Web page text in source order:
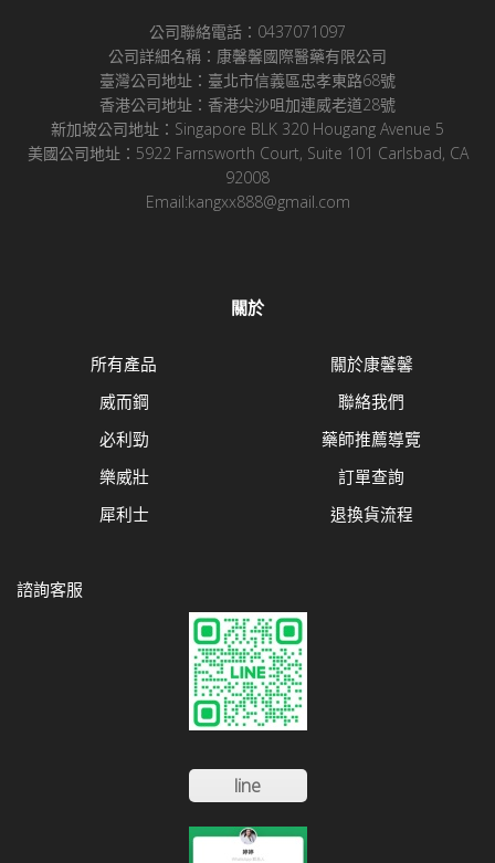
公司聯絡電話：0437071097
公司詳細名稱：康馨馨國際醫藥有限公司
臺灣公司地址：臺北市信義區忠孝東路68號
香港公司地址：香港尖沙咀加連威老道28號
新加坡公司地址：Singapore BLK 320 Hougang Avenue 5
美國公司地址：5922 Farnsworth Court, Suite 101 Carlsbad, CA
92008
Email:kangxx888@gmail.com
關於
所有產品
威而鋼
必利勁
樂威壯
犀利士
關於康馨馨
聯絡我們
藥師推薦導覽
訂單查詢
退換貨流程
諮詢客服
line